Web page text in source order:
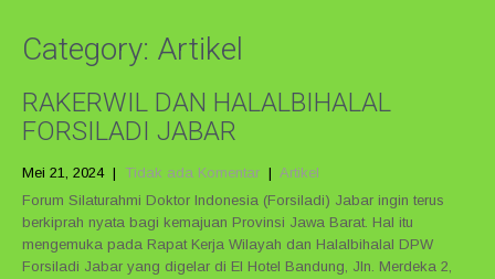
Category: Artikel
RAKERWIL DAN HALALBIHALAL
FORSILADI JABAR
Mei 21, 2024 | Tidak ada Komentar | Artikel
Forum Silaturahmi Doktor Indonesia (Forsiladi) Jabar ingin terus
berkiprah nyata bagi kemajuan Provinsi Jawa Barat. Hal itu
mengemuka pada Rapat Kerja Wilayah dan Halalbihalal DPW
Forsiladi Jabar yang digelar di El Hotel Bandung, Jln. Merdeka 2,